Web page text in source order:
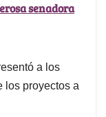
senadora
a los
los proyectos a